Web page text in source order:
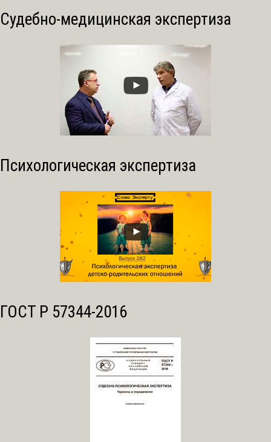
Судебно-медицинская экспертиза
Психологическая экспертиза
ГОСТ Р 57344-2016